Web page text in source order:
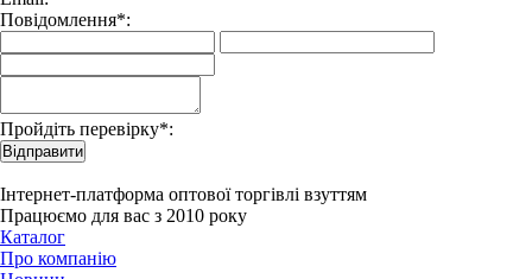
Повідомлення*:
Пройдіть перевірку*:
Відправити
Інтернет-платформа оптової торгівлі взуттям
Працюємо для вас з 2010 року
Каталог
Про компанію